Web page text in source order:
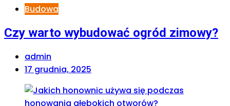
Budowa
Czy warto wybudować ogród zimowy?
admin
17 grudnia, 2025